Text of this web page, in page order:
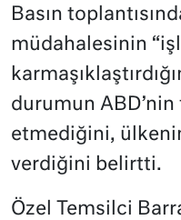
Basın
müdahalesinin
durumun
etmediğini,
verdiğini belirtti.
Özel Temsilci